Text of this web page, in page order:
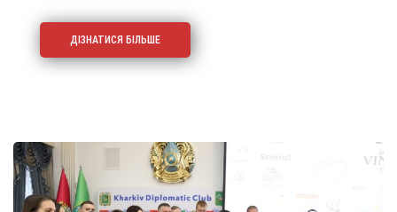
ДІЗНАТИСЯ БІЛЬШЕ